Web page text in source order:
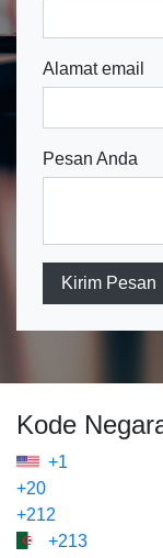
Alamat email
Pesan Anda
Kirim Pesan
Kode
+1
+20
+212
+213